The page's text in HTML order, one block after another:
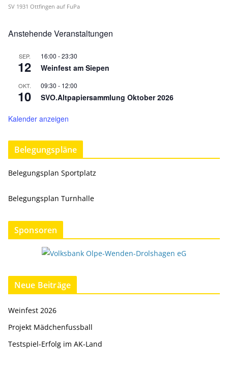
SV 1931 Ottfingen auf FuPa
Anstehende Veranstaltungen
SEP.
12
16:00 -23:30
Weinfest am Siepen
OKT.
10
09:30 - 12:00
SVO.Altpapiersammlung Oktober 2026
Kalender anzeigen
Belegungspläne
Belegungsplan Sportplatz
Belegungsplan Turnhalle
Sponsoren
Neue Beiträge
Weinfest 2026
Projekt Mädchenfussball
Testspiel-Erfolg im AK-Land